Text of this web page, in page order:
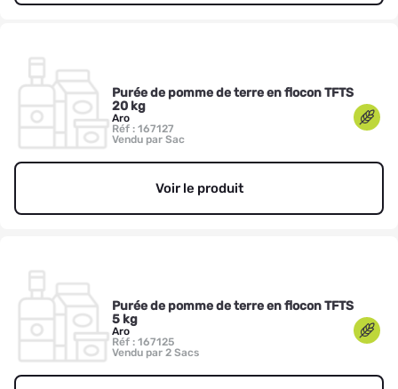
Purée de pomme de terre en flocon TFTS
20 kg
Aro
Réf : 167127
Vendu par Sac
Voir le produit
Purée de pomme de terre en flocon TFTS
5 kg
Aro
Réf : 167125
Vendu par 2 Sacs